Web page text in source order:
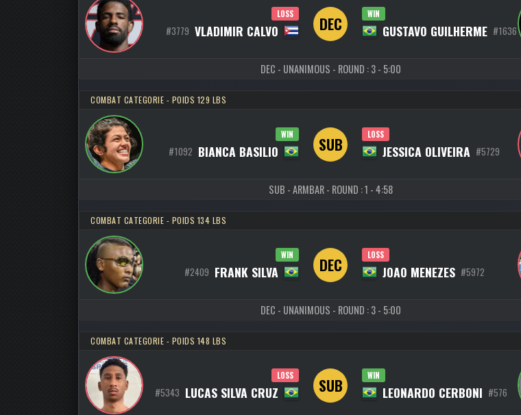
LOSS
#3779 VLADIMIR CALVO DEC WIN
GUSTAVO GUILHERME #1636
DEC - UNANIMOUS - ROUND : 3 - 5:00
COMBAT CATEGORIE - POIDS 129 LBS
WIN
#1092 BIANCA BASILIO SUB LOSS
JESSICA OLIVEIRA #5729
SUB - ARMBAR - ROUND : 1 - 4:58
COMBAT CATEGORIE - POIDS 134 LBS
WIN
#2409 FRANK SILVA DEC LOSS
JOAO MENEZES #5972
DEC - UNANIMOUS - ROUND : 3 - 5:00
COMBAT CATEGORIE - POIDS 148 LBS
LOSS
#5343 LUCAS SILVA CRUZ SUB WIN
LEONARDO CERBONI #576